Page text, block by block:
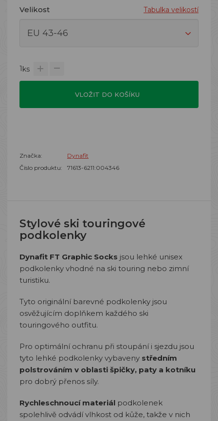
Velikost Tabulka velikostí
1ks
VLOŽIT DO KOŠÍKU
Značka:
Dynafit
Číslo produktu:
71613-6211:004346
Stylové ski touringové
podkolenky
Dynafit FT Graphic Socks jsou lehké unisex
podkolenky vhodné na ski touring nebo zimní
turistiku.
Tyto originální barevné podkolenky jsou
osvěžujícím doplňkem každého ski
touringového outfitu.
Pro optimální ochranu při stoupání i sjezdu jsou
tyto lehké podkolenky vybaveny středním
polstrováním v oblasti špičky, paty a kotníku
pro dobrý přenos síly.
Rychleschnoucí materiál podkolenek
spolehlivě odvádí vlhkost od kůže, takže v nich